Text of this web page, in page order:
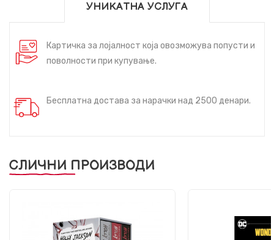
УНИКАТНА УСЛУГА
Картичка за лојалност која овозможува попусти и
поволности при купување.
Бесплатна достава за нарачки над 2500 денари.
СЛИЧНИ ПРОИЗВОДИ